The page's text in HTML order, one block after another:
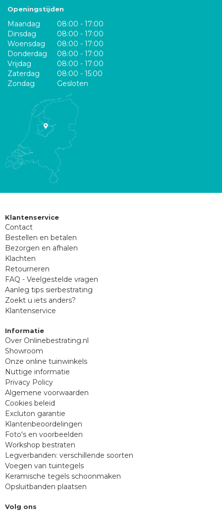
Openingstijden
Maandag
08:00 - 17:00
Dinsdag
08:00 - 17:00
Woensdag
08:00 - 17:00
Donderdag
08:00 - 17:00
Vrijdag
08:00 - 17:00
Zaterdag
08:00 - 15:00
Zondag
Gesloten
Klantenservice
Contact
Bestellen en betalen
Bezorgen en afhalen
Klachten
Retourneren
FAQ - Veelgestelde vragen
Aanleg tips sierbestrating
Zoekt u iets anders?
Klantenservice
Informatie
Over Onlinebestrating.nl
Showroom
Onze online tuinwinkels
Nuttige informatie
Privacy Policy
Algemene voorwaarden
Cookies beleid
Excluton garantie
Klantenbeoordelingen
Foto's en voorbeelden
Workshop bestraten
Legverbanden: verschillende soorten
Voegen van tuintegels
Keramische tegels schoonmaken
Opsluitbanden plaatsen
Volg ons